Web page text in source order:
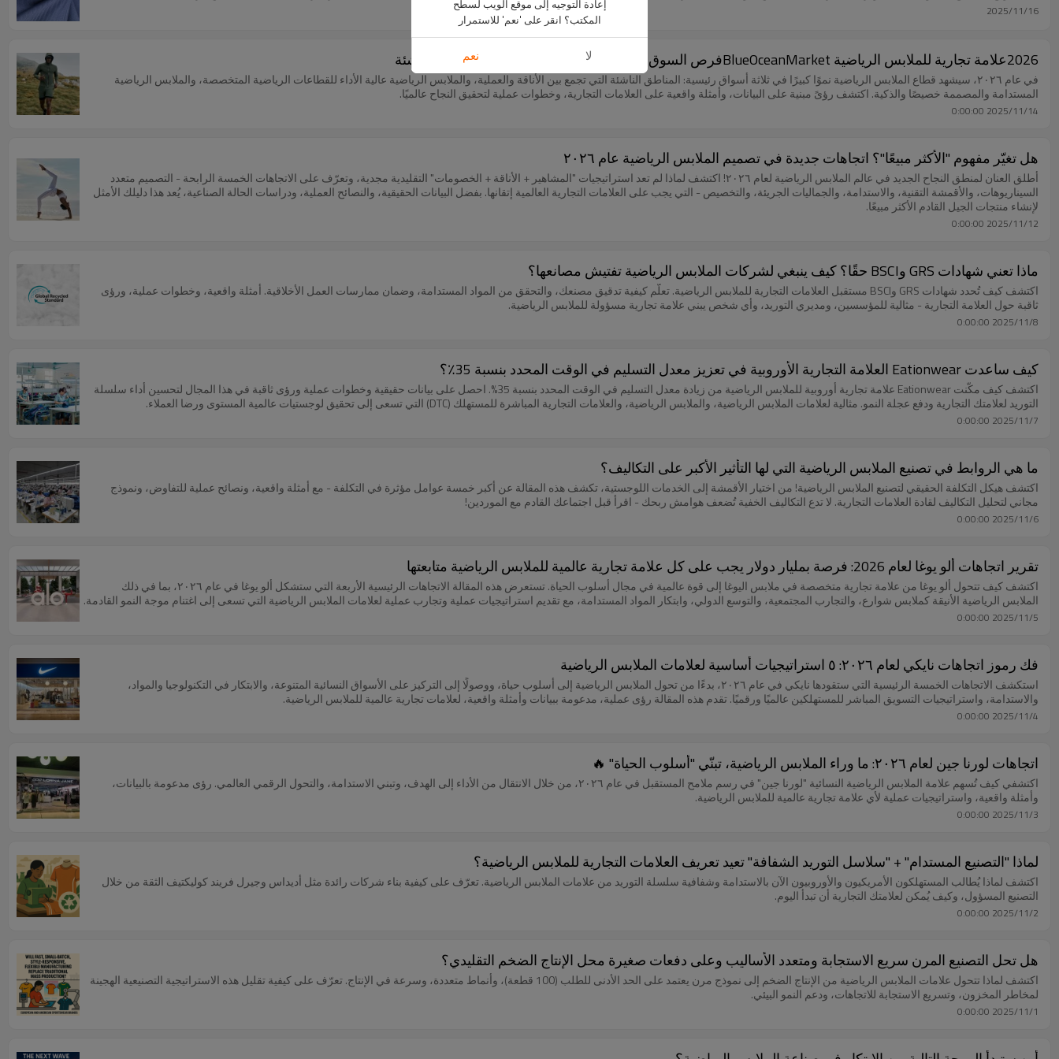
2025/11/16
2026علامة تجارية للملابس الرياضية BlueOceanMarketفرص السوق؟ استراتيجية عالمية للعلامات التجارية الناشئة
في عام ٢٠٢٦، سيشهد قطاع الملابس الرياضية نموًا كبيرًا في ثلاثة أسواق رئيسية: المناطق الناشئة التي تجمع بين الأناقة والعملية، والملابس الرياضية عالية الأداء للقطاعات الرياضية المتخصصة، والملابس الرياضية
المستدامة والمصممة خصيصًا والذكية. اكتشف رؤىً مبنية على البيانات، وأمثلة واقعية على العلامات التجارية، وخطوات عملية لتحقيق النجاح عالميًا.
2025/11/14 0:00:00
هل تغيّر مفهوم "الأكثر مبيعًا"؟ اتجاهات جديدة في تصميم الملابس الرياضية عام ٢٠٢٦
أطلق العنان لمنطق النجاح الجديد في عالم الملابس الرياضية لعام ٢٠٢٦! اكتشف لماذا لم تعد استراتيجيات "المشاهير + الأناقة + الخصومات" التقليدية مجدية، وتعرّف على الاتجاهات الخمسة الرابحة - التصميم متعدد
السيناريوهات، والأقمشة التقنية، والاستدامة، والجماليات الجريئة، والتخصيص - التي يجب على العلامات التجارية العالمية إتقانها. بفضل البيانات الحقيقية، والنصائح العملية، ودراسات الحالة الصناعية، يُعد هذا دليلك الأمثل
لإنشاء منتجات الجيل القادم الأكثر مبيعًا.
2025/11/12 0:00:00
ماذا تعني شهادات GRS وBSCI حقًا؟ كيف ينبغي لشركات الملابس الرياضية تفتيش مصانعها؟
اكتشف كيف تُحدد شهادات GRS وBSCI مستقبل العلامات التجارية للملابس الرياضية. تعلّم كيفية تدقيق مصنعك، والتحقق من المواد المستدامة، وضمان ممارسات العمل الأخلاقية. أمثلة واقعية، وخطوات عملية، ورؤى
ثاقبة حول العلامة التجارية - مثالية للمؤسسين، ومديري التوريد، وأي شخص يبني علامة تجارية مسؤولة للملابس الرياضية.
2025/11/8 0:00:00
كيف ساعدت Eationwear العلامة التجارية الأوروبية في تعزيز معدل التسليم في الوقت المحدد بنسبة 35٪؟
اكتشف كيف مكّنت Eationwear علامة تجارية أوروبية للملابس الرياضية من زيادة معدل التسليم في الوقت المحدد بنسبة 35%. احصل على بيانات حقيقية وخطوات عملية ورؤى ثاقبة في هذا المجال لتحسين أداء سلسلة
التوريد لعلامتك التجارية ودفع عجلة النمو. مثالية لعلامات الملابس الرياضية، والملابس الرياضية، والعلامات التجارية المباشرة للمستهلك (DTC) التي تسعى إلى تحقيق لوجستيات عالمية المستوى ورضا العملاء.
2025/11/7 0:00:00
ما هي الروابط في تصنيع الملابس الرياضية التي لها التأثير الأكبر على التكاليف؟
اكتشف هيكل التكلفة الحقيقي لتصنيع الملابس الرياضية! من اختيار الأقمشة إلى الخدمات اللوجستية، تكشف هذه المقالة عن أكبر خمسة عوامل مؤثرة في التكلفة - مع أمثلة واقعية، ونصائح عملية للتفاوض، ونموذج
مجاني لتحليل التكاليف لقادة العلامات التجارية. لا تدع التكاليف الخفية تُضعف هوامش ربحك - اقرأ قبل اجتماعك القادم مع الموردين!
2025/11/6 0:00:00
تقرير اتجاهات ألو يوغا لعام 2026: فرصة بمليار دولار يجب على كل علامة تجارية عالمية للملابس الرياضية متابعتها
اكتشف كيف تتحول ألو يوغا من علامة تجارية متخصصة في ملابس اليوغا إلى قوة عالمية في مجال أسلوب الحياة. تستعرض هذه المقالة الاتجاهات الرئيسية الأربعة التي ستشكل ألو يوغا في عام ٢٠٢٦، بما في ذلك
الملابس الرياضية الأنيقة كملابس شوارع، والتجارب المجتمعية، والتوسع الدولي، وابتكار المواد المستدامة، مع تقديم استراتيجيات عملية وتجارب عملية لعلامات الملابس الرياضية التي تسعى إلى اغتنام موجة النمو القادمة.
2025/11/5 0:00:00
فك رموز اتجاهات نايكي لعام ٢٠٢٦: ٥ استراتيجيات أساسية لعلامات الملابس الرياضية
استكشف الاتجاهات الخمسة الرئيسية التي ستقودها نايكي في عام ٢٠٢٦، بدءًا من تحول الملابس الرياضية إلى أسلوب حياة، ووصولًا إلى التركيز على الأسواق النسائية المتنوعة، والابتكار في التكنولوجيا والمواد،
والاستدامة، واستراتيجيات التسويق المباشر للمستهلكين عالميًا ورقميًا. تقدم هذه المقالة رؤى عملية، مدعومة ببيانات وأمثلة واقعية، لعلامات تجارية عالمية للملابس الرياضية.
2025/11/4 0:00:00
اتجاهات لورنا جين لعام ٢٠٢٦: ما وراء الملابس الرياضية، تبنّي "أسلوب الحياة" 🔥
اكتشفي كيف تُسهم علامة الملابس الرياضية النسائية "لورنا جين" في رسم ملامح المستقبل في عام ٢٠٢٦، من خلال الانتقال من الأداء إلى الهدف، وتبني الاستدامة، والتحول الرقمي العالمي. رؤى مدعومة بالبيانات،
وأمثلة واقعية، واستراتيجيات عملية لأي علامة تجارية عالمية للملابس الرياضية.
2025/11/3 0:00:00
لماذا "التصنيع المستدام" + "سلاسل التوريد الشفافة" تعيد تعريف العلامات التجارية للملابس الرياضية؟
اكتشف لماذا يُطالب المستهلكون الأمريكيون والأوروبيون الآن بالاستدامة وشفافية سلسلة التوريد من علامات الملابس الرياضية. تعرّف على كيفية بناء شركات رائدة مثل أديداس وجيرل فريند كوليكتيف الثقة من خلال
التصنيع المسؤول، وكيف يُمكن لعلامتك التجارية أن تبدأ اليوم.
2025/11/2 0:00:00
هل تحل التصنيع المرن سريع الاستجابة ومتعدد الأساليب وعلى دفعات صغيرة محل الإنتاج الضخم التقليدي؟
اكتشف لماذا تتحول علامات الملابس الرياضية من الإنتاج الضخم إلى نموذج مرن يعتمد على الحد الأدنى للطلب (100 قطعة)، وأنماط متعددة، وسرعة في الإنتاج. تعرّف على كيفية تقليل هذه الاستراتيجية التصنيعية الهجينة
لمخاطر المخزون، وتسريع الاستجابة للاتجاهات، ودعم النمو البيئي.
2025/11/1 0:00:00
إعادة التوجيه إلى موقع الويب لسطح
المكتب؟ انقر على 'نعم' للاستمرار
لا نعم